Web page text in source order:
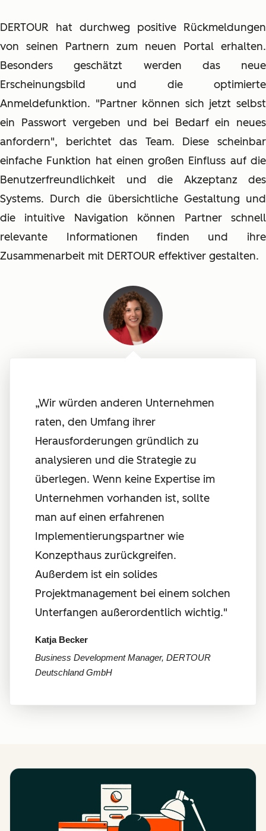
DERTOUR hat durchweg positive Rückmeldungen
von seinen Partnern zum neuen Portal erhalten.
Besonders geschätzt werden das neue
Erscheinungsbild und die optimierte
Anmeldefunktion. "Partner können sich jetzt selbst
ein Passwort vergeben und bei Bedarf ein neues
anfordern", berichtet das Team. Diese scheinbar
einfache Funktion hat einen großen Einfluss auf die
Benutzerfreundlichkeit und die Akzeptanz des
Systems. Durch die übersichtliche Gestaltung und
die intuitive Navigation können Partner schnell
relevante Informationen finden und ihre
Zusammenarbeit mit DERTOUR effektiver gestalten.
„Wir würden anderen Unternehmen
raten, den Umfang ihrer
Herausforderungen gründlich zu
analysieren und die Strategie zu
überlegen. Wenn keine Expertise im
Unternehmen vorhanden ist, sollte
man auf einen erfahrenen
Implementierungspartner wie
Konzepthaus zurückgreifen.
Außerdem ist ein solides
Projektmanagement bei einem solchen
Unterfangen außerordentlich wichtig."
Katja Becker
Business Development Manager, DERTOUR
Deutschland GmbH